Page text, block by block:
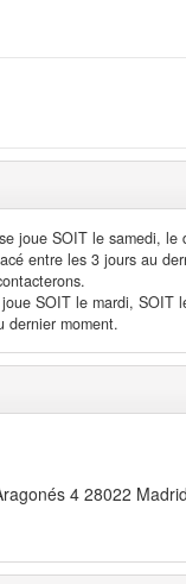
joue SOIT le samedi,
entre les 3 jours au
SOIT le mardi, SOIT
dernier moment.
4 28022